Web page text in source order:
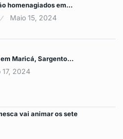
homenagiados em…
Maio 15, 2024
Maricá, Sargento…
17, 2024
vai animar os sete